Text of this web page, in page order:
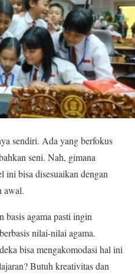
sendiri. Ada yang berfokus
seni. Nah, gimana
bisa disesuaikan dengan
awal.
basis agama pasti ingin
nilai-nilai agama.
bisa mengakomodasi hal ini
Butuh kreativitas dan